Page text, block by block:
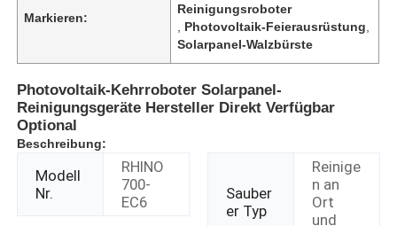
Markieren:
Reinigungsroboter
Photovoltaik-Feierausrüstung
Solarpanel-Walzbürste
Photovoltaik-Kehrroboter Solarpanel-
Reinigungsgeräte Hersteller Direkt Verfügbar
Optional
Beschreibung:
Modell
Nr.
RHINO
700-
EC6
Sauber
er Typ
Reinige
n an
Ort
und